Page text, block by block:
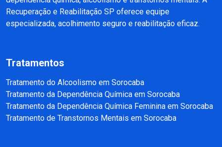
Recuperação e Reabilitação SP oferece equipe
especializada, acolhimento seguro e reabilitação eficaz.
Tratamentos
Tratamento do Alcoolismo em Sorocaba
Tratamento da Dependência Química em Sorocaba
Tratamento da Dependência Química Feminina em Sorocaba
Tratamento de Transtornos Mentais em Sorocaba